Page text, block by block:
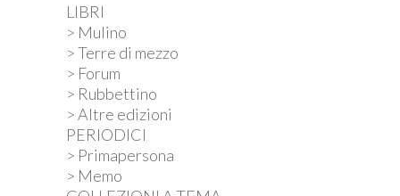
LIBRI
> Mulino
> Terre di mezzo
> Forum
> Rubbettino
> Altre edizioni
PERIODICI
> Primapersona
> Memo